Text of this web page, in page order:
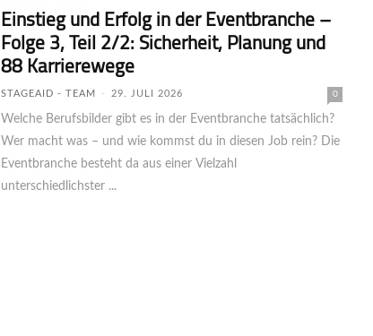
Einstieg und Erfolg in der Eventbranche –
Folge 3, Teil 2/2: Sicherheit, Pla­nung und
88 Karrierewege
STAGEAID - TEAM - 29. JULI 2026 0
Welche Berufsbilder gibt es in der Eventbranche tatsächlich?
Wer macht was – und wie kommst du in diesen Job rein? Die
Eventbranche besteht da aus einer Vielzahl
unterschiedlichster ...